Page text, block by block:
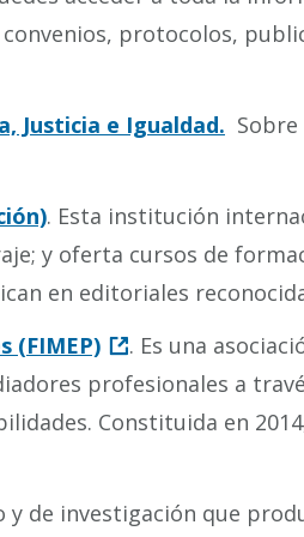
protocolos,
Justicia e Igualdad.
. Esta institución
y oferta cursos de
en editoriales
(FIMEP)
. Es una
profesionales a
Constituida en
y de investigación que